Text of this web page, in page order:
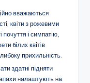
вважаються
квіти з рожевими
і симпатію,
білих квітів
прихильність.
здатні підняти
налаштують на